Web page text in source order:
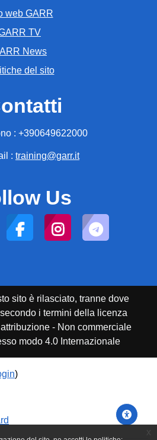
web GARR
TV
News
del sito
: +390649622000
: training@garr.it
Us
sito è rilasciato, tranne dove
i termini della licenza
- Non commerciale
modo 4.0 Internazionale
)